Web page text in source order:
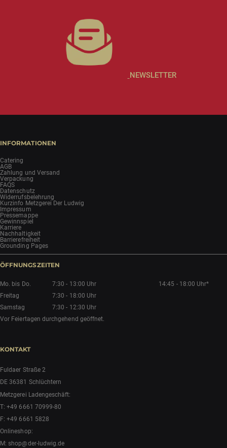
NEWSLETTER
INFORMATIONEN
Catering
AGB
Zahlung und Versand
Verpackung
FAQS
Datenschutz
Widerrufsbelehrung
Kurzinfo Metzgerei Der Ludwig
Impressum
Pressemappe
Gewinnspiel
Karriere
Nachhaltigkeit
Barrierefreiheit
Grounding Pages
ÖFFNUNGSZEITEN
Mo. bis Do. 7:30 - 13:00 Uhr
14:45 - 18:00 Uhr*
Freitag
7:30 - 18:00 Uhr
Samstag
7:30 - 12:30 Uhr
Vor Feiertagen durchgehend geöffnet.
KONTAKT
Fuldaer Straße 2
DE 36381 Schlüchtern
Metzgerei Ladengeschäft:
T:+49 6661 70999-80
F: +49 6661 5828
Onlineshop:
M:shop@der-ludwig.de